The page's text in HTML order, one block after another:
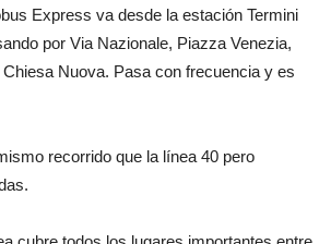
Express va desde la estación Termini
por Via Nazionale, Piazza Venezia,
Chiesa Nuova. Pasa con frecuencia y es
recorrido que la línea 40 pero